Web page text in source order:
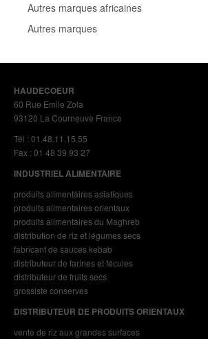
Autres marques africaines
Autres marques
HAUDECOEUR
60 Rue Emile Zola
93120 La Courneuve France
Tél : 01.48.11.15.55
Fax : 01 48 39 93 27
INDUSTRIEL ALIMENTAIRE
produits alimentaires asiatiques
produits alimentaires orientaux
produits alimentaires du Maghreb
distribution de riz et légumes secs
fabricant de sauces kebab
distributeur de farines et fécules
distributeur de fruits secs
grossiste conserves
DISTRIBUTEUR DE PRODUITS ORIENTAUX
vente de riz aux grandes surfaces